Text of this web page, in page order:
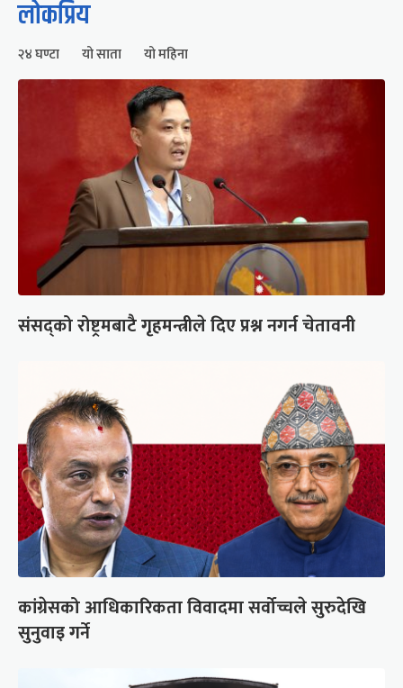
लोकप्रिय
२४ घण्टा यो साता यो महिना
संसद्को रोष्ट्रमबाटै गृहमन्त्रीले दिए प्रश्न नगर्न चेतावनी
कांग्रेसको आधिकारिकता विवादमा सर्वोच्चले सुरुदेखि
सुनुवाइ गर्ने